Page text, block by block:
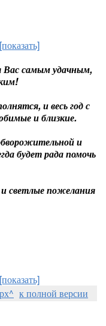
[показать]
Вас самым удачным,
и весь год с
и близкие.
и
будет рада помочь
светлые пожелания
[показать]
к полной версии